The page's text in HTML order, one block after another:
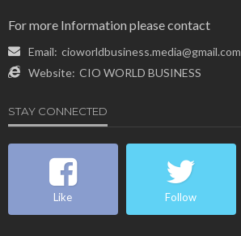
For more Information please contact
Email: cioworldbusiness.media@gmail.com
Website: CIO WORLD BUSINESS
STAY CONNECTED
Like Follow